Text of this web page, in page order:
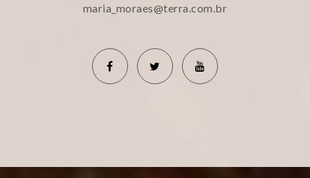
maria_moraes@terra.com.br